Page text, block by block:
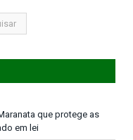
que protege as
em lei